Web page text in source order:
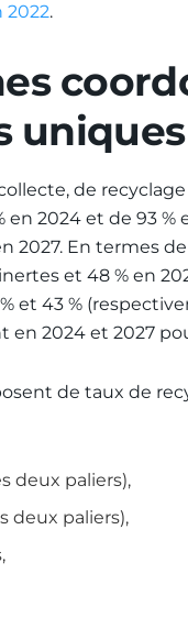
2022.
uniques
de
en 2024 et de 93
2027. En termes
et 48 % en
et 43 %
en 2024 et 2027
de taux de
deux paliers),
deux paliers),